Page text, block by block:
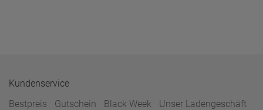
Kundenservice
Bestpreis
Gutschein Black Week
Unser Ladengeschäft